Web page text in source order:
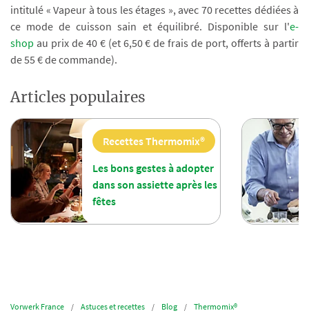
intitulé « Vapeur à tous les étages », avec 70 recettes dédiées à
ce mode de cuisson sain et équilibré. Disponible sur l'e-
shop au prix de 40 € (et 6,50 € de frais de port, offerts à partir
de 55 € de commande).
Articles populaires
Recettes Thermomix®
Les bons gestes à adopter
dans son assiette après les
fêtes
Vorwerk France Astuces et recettes Blog
Thermomix®